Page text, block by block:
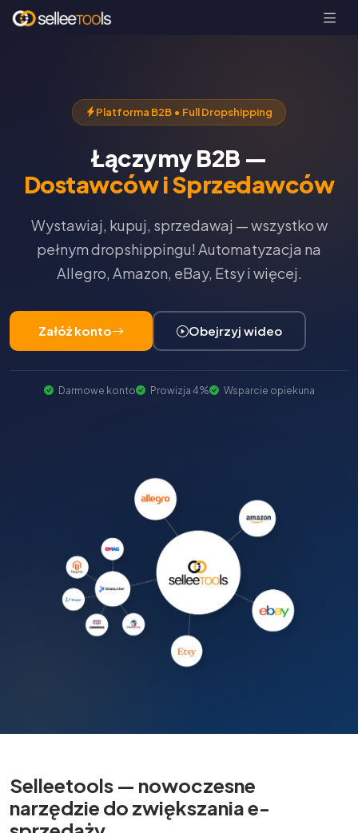
Platforma B2B • Full Dropshipping
Łączymy B2B —
Dostawców i Sprzedawców
Wystawiaj, kupuj, sprzedawaj — wszystko w
pełnym dropshippingu! Automatyzacja na
Allegro, Amazon, eBay, Etsy i więcej.
Załóż konto Obejrzyj wideo
Darmowe konto Prowizja 4% Wsparcie opiekuna
Selleetools — nowoczesne
narzędzie do zwiększania e-